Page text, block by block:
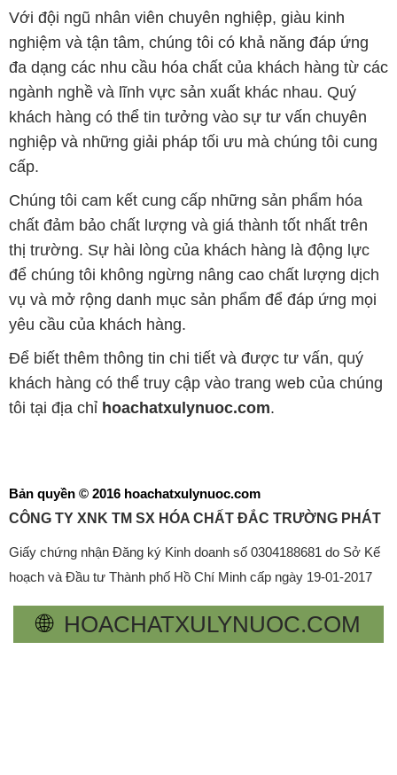
Với đội ngũ nhân viên chuyên nghiệp, giàu kinh
nghiệm và tận tâm, chúng tôi có khả năng đáp ứng
đa dạng các nhu cầu hóa chất của khách hàng từ các
ngành nghề và lĩnh vực sản xuất khác nhau. Quý
khách hàng có thể tin tưởng vào sự tư vấn chuyên
nghiệp và những giải pháp tối ưu mà chúng tôi cung
cấp.
Chúng tôi cam kết cung cấp những sản phẩm hóa
chất đảm bảo chất lượng và giá thành tốt nhất trên
thị trường. Sự hài lòng của khách hàng là động lực
để chúng tôi không ngừng nâng cao chất lượng dịch
vụ và mở rộng danh mục sản phẩm để đáp ứng mọi
yêu cầu của khách hàng.
Để biết thêm thông tin chi tiết và được tư vấn, quý
khách hàng có thể truy cập vào trang web của chúng
tôi tại địa chỉ hoachatxulynuoc.com.
Bản quyền © 2016 hoachatxulynuoc.com
CÔNG TY XNK TM SX HÓA CHẤT ĐẮC TRƯỜNG PHÁT
Giấy chứng nhận Đăng ký Kinh doanh số 0304188681 do Sở Kế
hoạch và Đầu tư Thành phố Hồ Chí Minh cấp ngày 19-01-2017
🌐 HOACHATXULYNUOC.COM